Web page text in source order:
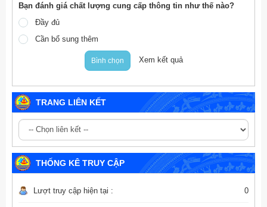
Bạn đánh giá chất lượng cung cấp thông tin như thế nào?
Đầy đủ
Cần bổ sung thêm
Bình chọn Xem kết quả
TRANG LIÊN KẾT
THỐNG KÊ TRUY CẬP
Lượt truy cập hiện tại : 0